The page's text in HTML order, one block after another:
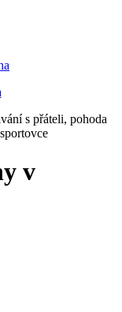
s přáteli, pohoda
v